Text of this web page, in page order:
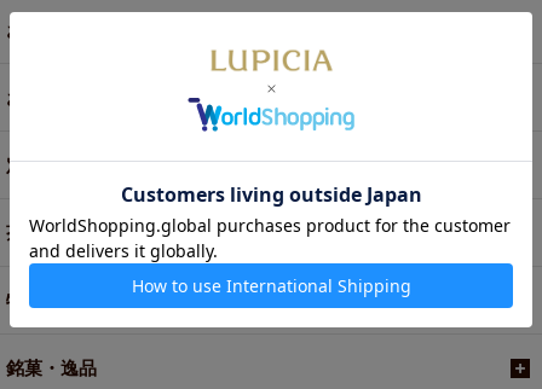
お菓子・食品・飲料
お買い得商品
定期便
茶器・オリジナルグッズ
特別商品・お取り寄せ
銘菓・逸品